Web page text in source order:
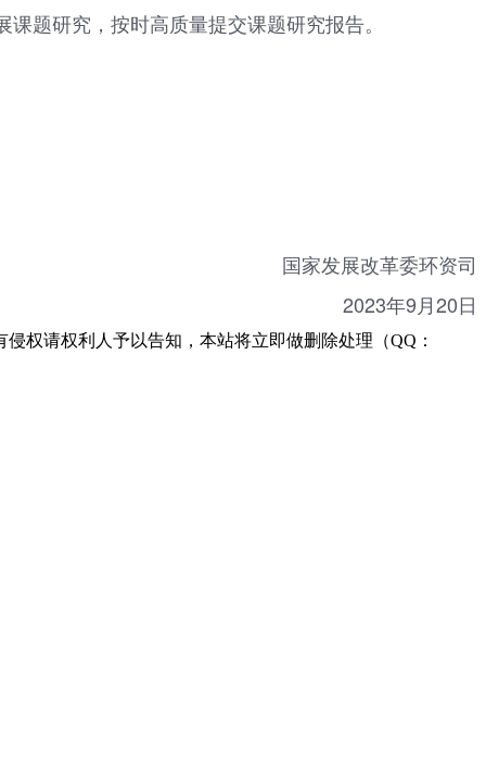
研究，按时高质量提交课题研究报告。
国家发展改革委环资司
2023年9月20日
权请权利人予以告知，本站将立即做删除处理（QQ：